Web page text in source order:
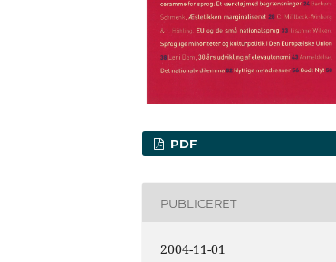
PDF
PUBLICERET
2004-11-01